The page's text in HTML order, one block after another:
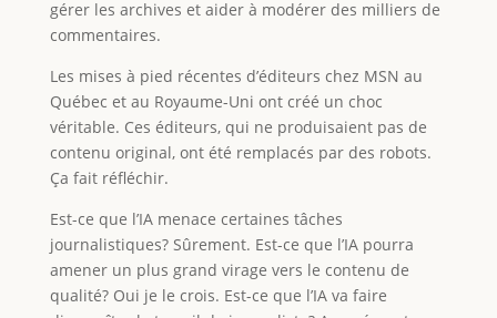
gérer les archives et aider à modérer des milliers de
commentaires.
Les mises à pied récentes d’éditeurs chez MSN au
Québec et au Royaume-Uni ont créé un choc
véritable. Ces éditeurs, qui ne produisaient pas de
contenu original, ont été remplacés par des robots.
Ça fait réfléchir.
Est-ce que l’IA menace certaines tâches
journalistiques? Sûrement. Est-ce que l’IA pourra
amener un plus grand virage vers le contenu de
qualité? Oui je le crois. Est-ce que l’IA va faire